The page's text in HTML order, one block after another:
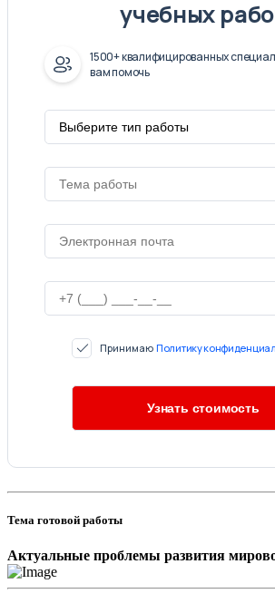
учебных
1500+ квалифицированных
вам помочь
Принимаю Политику
Тема готовой работы
Актуальные проблемы развития